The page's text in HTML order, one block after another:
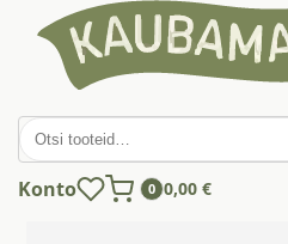
Otsi:
Konto 0 0,00 €